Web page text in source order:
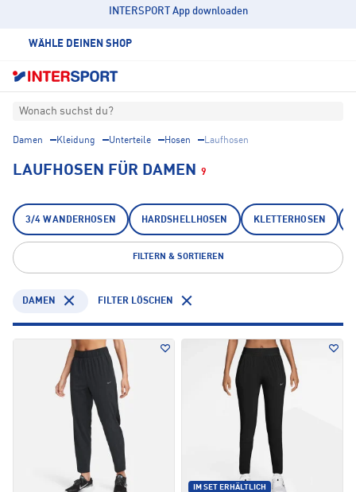
INTERSPORT App downloaden
WÄHLE DEINEN SHOP
Wonach suchst du?
Damen Kleidung Unterteile Hosen Laufhosen
LAUFHOSEN FÜR DAMEN 9
3/4 WANDERHOSEN HARDSHELLHOSEN KLETTERHOSEN
FILTERN & SORTIEREN
DAMEN FILTER LÖSCHEN
IM SET ERHÄLTLICH